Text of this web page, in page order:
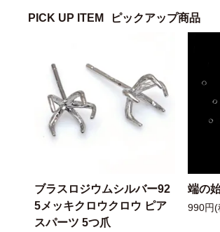
PICK UP ITEM ピックアップ商品
ブラスロジウムシルバー92
5メッキクロウクロウ ピア
スパーツ 5つ爪
端の
990円(